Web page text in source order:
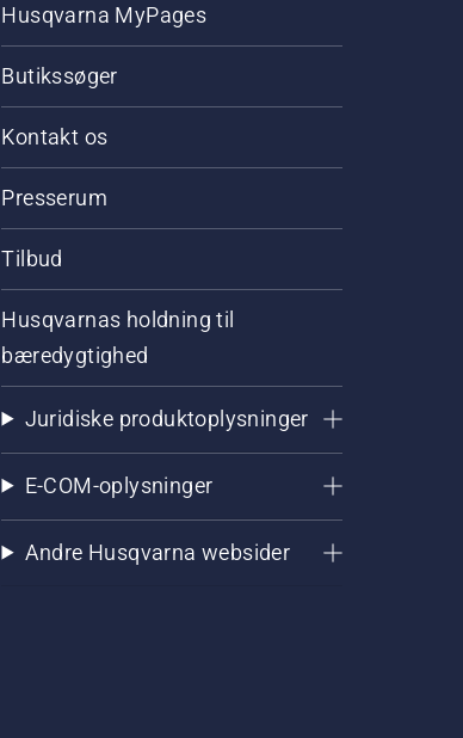
Husqvarna MyPages
Butikssøger
Kontakt os
Presserum
Tilbud
Husqvarnas holdning til
bæredygtighed
Juridiske produktoplysninger
E-COM-oplysninger
Andre Husqvarna websider